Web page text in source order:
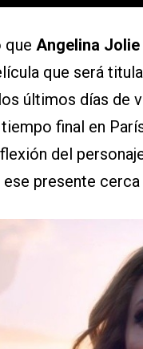
que Angelina Jolie
que será
últimos días de
final en
del
presente